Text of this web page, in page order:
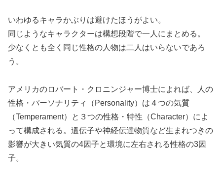
いわゆるキャラかぶりは避けたほうがよい。
同じようなキャラクターは構想段階で一人にまとめる。
少なくとも全く同じ性格の人物は二人はいらないであろ
う。
アメリカのロバート・クロニンジャー博士によれば、人の
性格・パーソナリティ（Personality）は４つの気質
（Temperament）と３つの性格・特性（Character）によ
って構成される。遺伝子や神経伝達物質など生まれつきの
影響が大きい気質の4因子と環境に左右される性格の3因
子。